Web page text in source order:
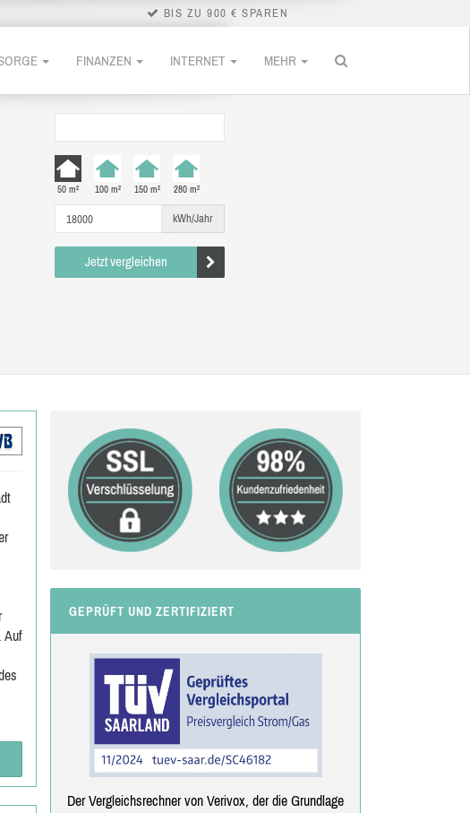
BIS ZU 900 € SPAREN
FINANZEN INTERNET MEHR
50 m² 100 m² 150 m² 280 m²
kWh/Jahr
Jetzt vergleichen
Auf
GEPRÜFT UND ZERTIFIZIERT
Der Vergleichsrechner von Verivox, der die Grundlage